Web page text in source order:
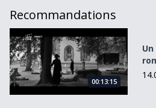
Recommandations
Un meurtre antisémite, du roman
00:13:15